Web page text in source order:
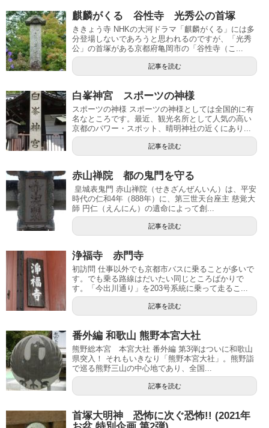
麒麟がくる 谷性寺 光秀公の首塚
ききょう寺 NHKの大河ドラマ「麒麟がくる」には多
分登場しないであろうと思われるのですが、「光秀
公」の首塚がある京都府亀岡市の「谷性寺（こ...
記事を読む
白峯神宮 スポーツの神様
スポーツの神様 スポーツの神様としては全国的に有
名なところです。最近、観光名所として人気の高い
京都のパワー・スポット、晴明神社の近くにあり...
記事を読む
赤山禅院 都の鬼門を守る
皇城表鬼門 赤山禅院（せきざんぜんいん）は、平安
時代の仁和4年（888年）に、第三世天台座主 慈覚大
師 円仁（えんにん）の遺命によって創...
記事を読む
浄福寺 赤門寺
初訪問 仕事以外でも京都市バスに乗ることが多いで
す。でも乗る路線はだいたい同じところばかりで
す。「今出川通り」を203号系統に乗って走るこ...
記事を読む
番外編 和歌山 熊野本宮大社
熊野総本宮 本宮大社 番外編 第3弾はついに和歌山
県突入！ それもいきなり「熊野本宮大社」。熊野詣
で巡る熊野三山の中心地であり、全国...
記事を読む
首塚大明神 恐怖に次ぐ恐怖!! (2021年